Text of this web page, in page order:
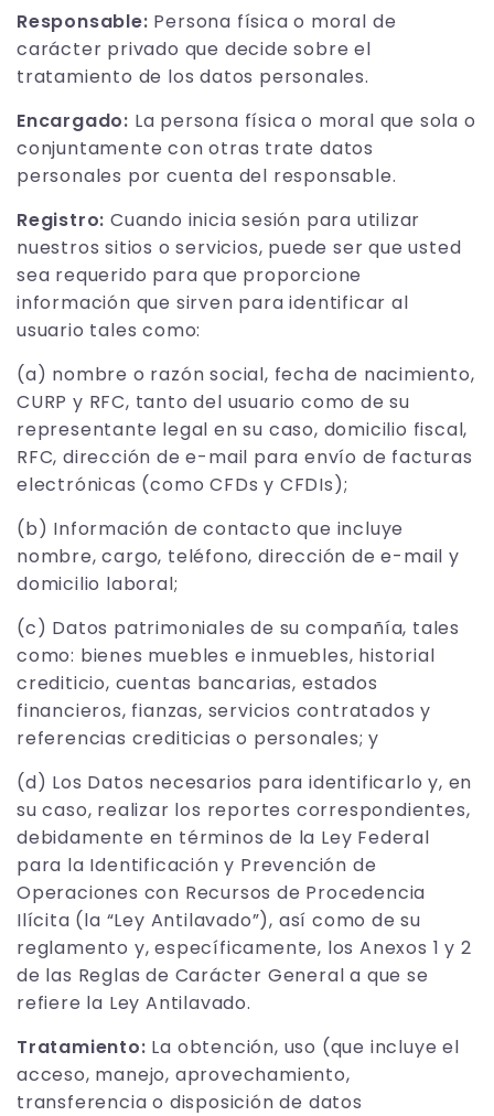
Responsable: Persona física o moral de
carácter privado que decide sobre el
tratamiento de los datos personales.
Encargado: La persona física o moral que sola o
conjuntamente con otras trate datos
personales por cuenta del responsable.
Registro: Cuando inicia sesión para utilizar
nuestros sitios o servicios, puede ser que usted
sea requerido para que proporcione
información que sirven para identificar al
usuario tales como:
(a) nombre o razón social, fecha de nacimiento,
CURP y RFC, tanto del usuario como de su
representante legal en su caso, domicilio fiscal,
RFC, dirección de e-mail para envío de facturas
electrónicas (como CFDs y CFDIs);
(b) Información de contacto que incluye
nombre, cargo, teléfono, dirección de e-mail y
domicilio laboral;
(c) Datos patrimoniales de su compañía, tales
como: bienes muebles e inmuebles, historial
crediticio, cuentas bancarias, estados
financieros, fianzas, servicios contratados y
referencias crediticias o personales; y
(d) Los Datos necesarios para identificarlo y, en
su caso, realizar los reportes correspondientes,
debidamente en términos de la Ley Federal
para la Identificación y Prevención de
Operaciones con Recursos de Procedencia
Ilícita (la “Ley Antilavado”), así como de su
reglamento y, específicamente, los Anexos 1 y 2
de las Reglas de Carácter General a que se
refiere la Ley Antilavado.
Tratamiento: La obtención, uso (que incluye el
acceso, manejo, aprovechamiento,
transferencia o disposición de datos